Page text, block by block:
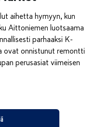
aihetta hymyyn, kun
Aittoniemen luotsaama
parhaaksi K-
ovat onnistunut remontti
perusasiat viimeisen